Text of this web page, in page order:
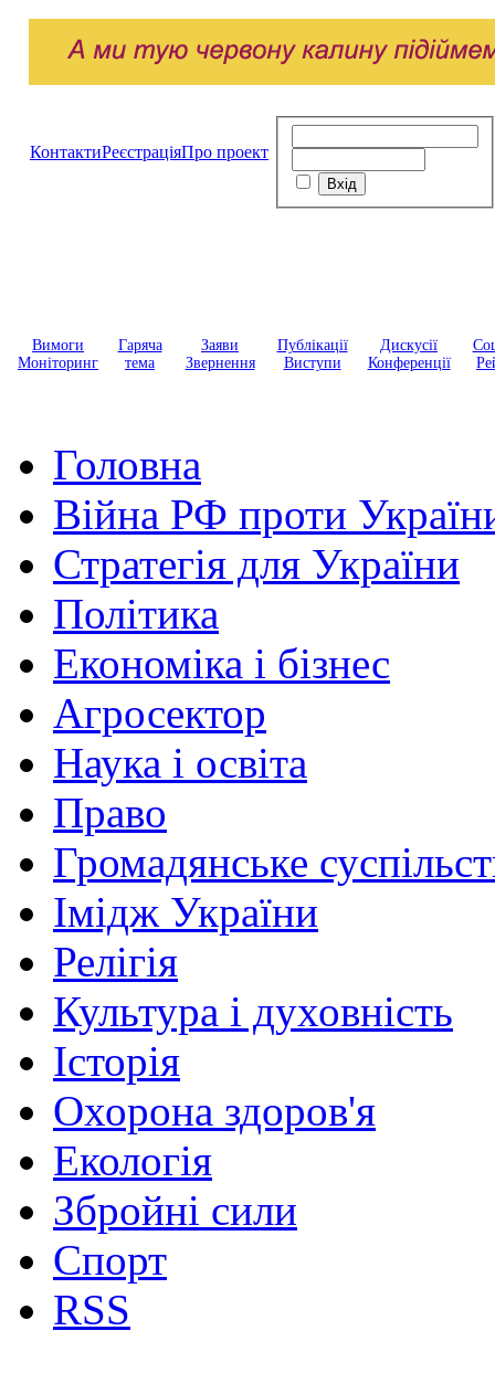
КонтактиРеєстраціяПро проект
Вимоги
Моніторинг
Гаряча
тема
Заяви
Звернення
Публікації
Виступи
Дискусії
Конференції
Головна
Війна РФ проти
Стратегія для України
Політика
Економіка і бізнес
Агросектор
Наука і освіта
Право
Громадянське
Імідж України
Релігія
Культура і духовність
Історія
Охорона здоров'я
Екологія
Збройні сили
Спорт
RSS